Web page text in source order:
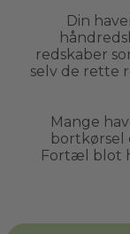
Din
redskaber
selv de rette
Mange
bortkørsel
Fortæl blot